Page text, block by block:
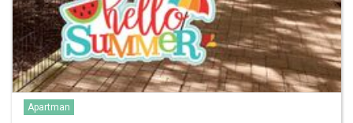
Apartman